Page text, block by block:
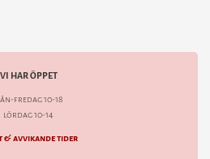
VI HAR ÖPPET
fredag 10-18
lördag 10-14
& avvikande tider